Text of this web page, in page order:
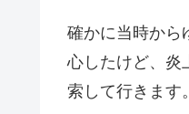
確かに当時から
心したけど、炎
索して行きます。